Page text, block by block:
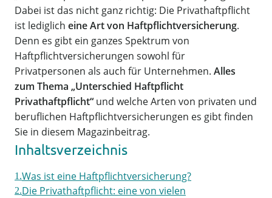
Dabei ist das nicht ganz richtig: Die Privathaftpflicht
ist lediglich eine Art von Haftpflichtversicherung.
Denn es gibt ein ganzes Spektrum von
Haftpflichtversicherungen sowohl für
Privatpersonen als auch für Unternehmen. Alles
zum Thema „Unterschied Haftpflicht
Privathaftpflicht“ und welche Arten von privaten und
beruflichen Haftpflichtversicherungen es gibt finden
Sie in diesem Magazinbeitrag.
Inhaltsverzeichnis
Was ist eine Haftpflichtversicherung?
Die Privathaftpflicht: eine von vielen